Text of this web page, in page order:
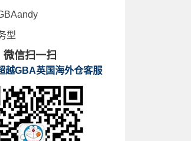
型
微信扫一扫
越GBA英国海外仓客服